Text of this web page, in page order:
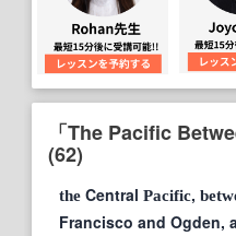
「The Pacific
(62)
the Central Pacific,
Francisco and Ogden,